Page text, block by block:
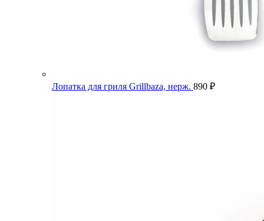
Лопатка для гриля Grillbaza, нерж. 890 ₽